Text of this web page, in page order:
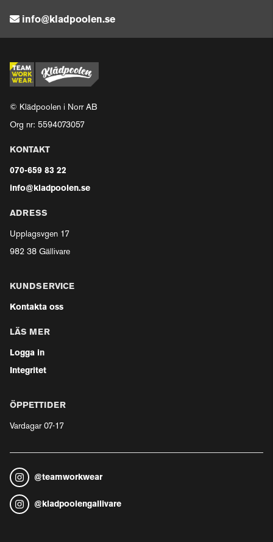
info@kladpoolen.se
© Klädpoolen i Norr AB
Org nr: 5594073057
KONTAKT
070-659 83 22
info@kladpoolen.se
ADRESS
Upplagsvgen 17
982 38 Gällivare
KUNDSERVICE
Kontakta oss
LÄS MER
Logga in
Integritet
ÖPPETTIDER
Vardagar 07-17
@teamworkwear
@ kladpoolengallivare